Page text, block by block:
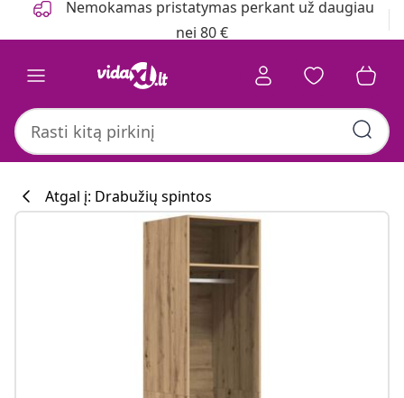
Nemokamas pristatymas perkant už daugiau
nei 80 €
Atgal į: Drabužių spintos